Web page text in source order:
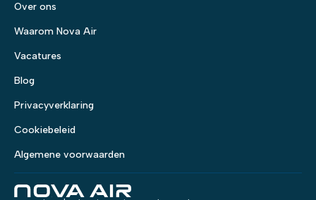
Over ons
Waarom Nova Air
Vacatures
Blog
Privacyverklaring
Cookiebeleid
Algemene voorwaarden